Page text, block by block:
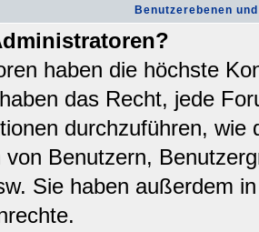
Benutzerebenen
haben die höchste
das Recht, jede
durchzuführen, wie
von Benutzern,
Sie haben außerdem